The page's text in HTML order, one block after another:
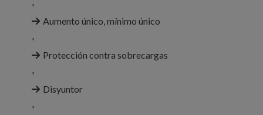
'
Aumento único, mínimo único
'
Protección contra sobrecargas
'
Disyuntor
'